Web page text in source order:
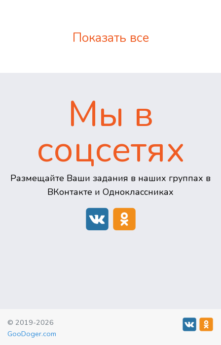
Показать все
Мы в
соцсетях
Размещайте Ваши задания в наших группах в
ВКонтакте и Одноклассниках
© 2019-2026
GooDoger.com